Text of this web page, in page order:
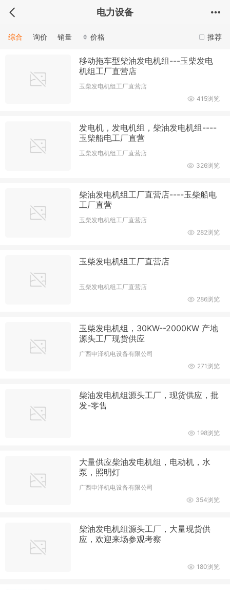
电力设备
推荐
综合 询价 销量 价格
移动拖车型柴油发电机组---玉柴发电
机组工厂直营店
玉柴发电机组工厂直营店
415浏览
发电机，发电机组，柴油发电机组----
玉柴船电工厂直营
玉柴发电机组工厂直营店
326浏览
柴油发电机组工厂直营店----玉柴船电
工厂直营
玉柴发电机组工厂直营店
282浏览
玉柴发电机组工厂直营店
玉柴发电机组工厂直营店
286浏览
玉柴发电机组，30KW--2000KW 产地
源头工厂现货供应
广西申泽机电设备有限公司
271浏览
柴油发电机组源头工厂，现货供应，批
发-零售
198浏览
大量供应柴油发电机组，电动机，水
泵，照明灯
广西申泽机电设备有限公司
354浏览
柴油发电机组源头工厂，大量现货供
应，欢迎来场参观考察
180浏览